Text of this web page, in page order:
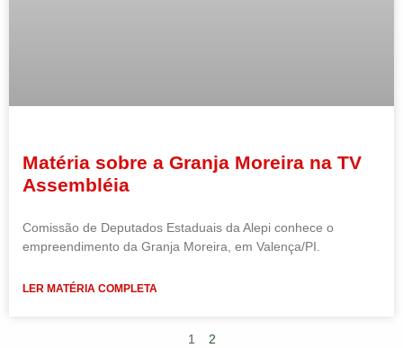
Matéria sobre a Granja Moreira na TV
Assembléia
Comissão de Deputados Estaduais da Alepi conhece o
empreendimento da Granja Moreira, em Valença/PI.
LER MATÉRIA COMPLETA
1 2